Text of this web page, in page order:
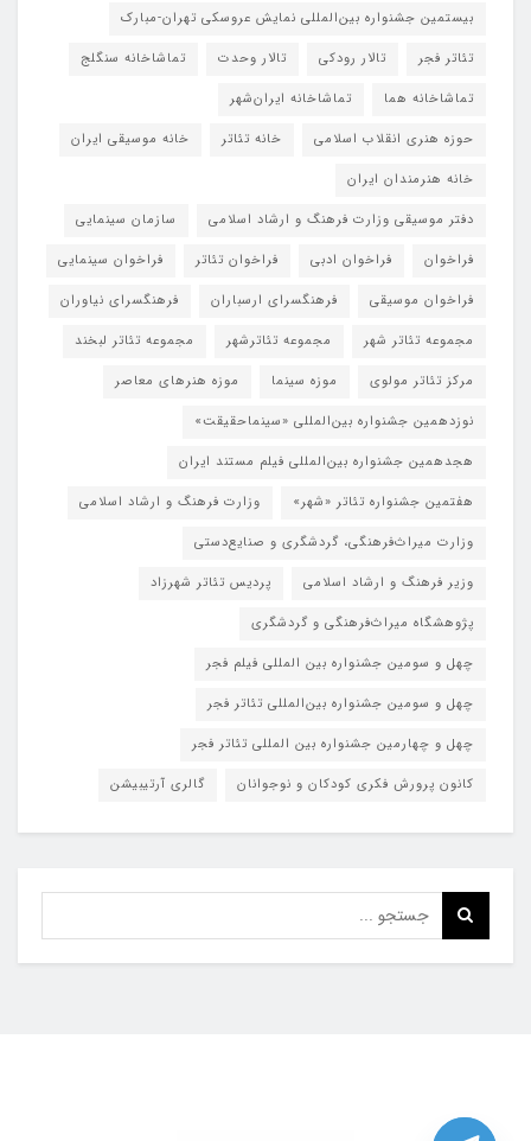
بیستمین جشنواره بین‌المللی نمایش عروسکی تهران-مبارک
تئاتر فجر
تالار رودکی تالار وحدت
تماشاخانه سنگلج
تماشاخانه هما
تماشاخانه‌ ایران‌شهر
حوزه هنری انقلاب اسلامی
خانه تئاتر
خانه موسیقی ایران
خانه هنرمندان ایران
دفتر موسیقی وزارت فرهنگ و ارشاد اسلامی
سازمان سینمایی
فراخوان
فراخوان ادبی فراخوان تئاتر
فراخوان سینمایی
فراخوان موسیقی
فرهنگسرای ارسباران
فرهنگسرای نیاوران
مجموعه تئاتر شهر
مجموعه تئاترشهر
مجموعه تئاتر لبخند
مرکز تئاتر مولوی
موزه سینما
موزه هنرهای معاصر
نوزدهمین جشنواره بین‌المللی «سینماحقیقت»
هجدهمین جشنواره بین‌المللی فیلم مستند ایران
هفتمین جشنواره تئاتر «شهر»
وزارت فرهنگ و ارشاد اسلامی
وزارت میراث‌فرهنگی، گردشگری و صنایع‌دستی
وزیر فرهنگ و ارشاد اسلامی
پردیس تئاتر شهرزاد
پژوهشگاه میراث‌فرهنگی و گردشگری
چهل و سومین جشنواره بین المللی فیلم فجر
چهل و سومین جشنواره بین‌المللی تئاتر فجر
چهل و چهارمین جشنواره بین المللی تئاتر فجر
کانون پرورش فکری کودکان و نوجوانان
گالری آرتیبیشن